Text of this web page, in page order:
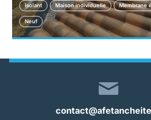
Isolant Maison individuelle Membrane
Neuf